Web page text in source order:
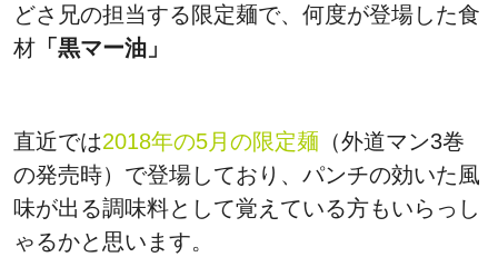
どさ兄の担当する限定麺で、何度が登場した食
材 「黒マー油」
直近では2018年の5月の限定麺 （外道マン3巻
の発売時）で登場しており、パンチの効いた風
味が出る調味料として覚えている方もいらっし
ゃるかと思います。